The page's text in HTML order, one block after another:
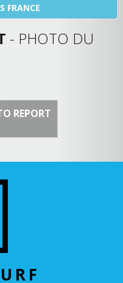
FRANCE
- PHOTO DU
REPORT